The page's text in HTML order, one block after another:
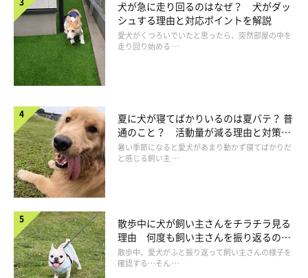
散歩に行きたがらない犬は室内運動を！
犬が急に走り回るのはなぜ？ 犬がダッ
シュする理由と対応ポイントを解説
愛犬がくつろいでいたと思ったら、突然部屋の中を
走り回り始める …
夏に犬が寝てばかりいるのは夏バテ？ 普
通のこと？ 活動量が減る理由と対策と
は
暑い季節になると愛犬があまり動かず寝てばかりだ
と感じる飼い主 …
散歩中に犬が飼い主さんをチラチラ見る
理由 何度も飼い主さんを振り返るのは
なぜ？
散歩中、愛犬がふと振り返って飼い主さんの様子を
確認する…そん …